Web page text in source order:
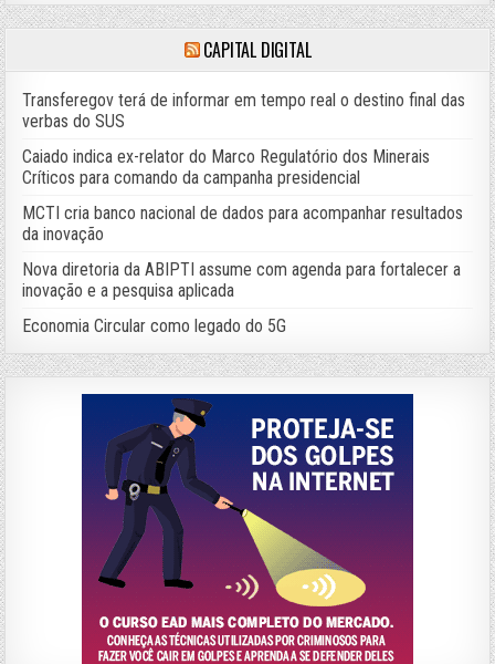
CAPITAL DIGITAL
Transferegov terá de informar em tempo real o destino final das
verbas do SUS
Caiado indica ex-relator do Marco Regulatório dos Minerais
Críticos para comando da campanha presidencial
MCTI cria banco nacional de dados para acompanhar resultados
da inovação
Nova diretoria da ABIPTI assume com agenda para fortalecer a
inovação e a pesquisa aplicada
Economia Circular como legado do 5G